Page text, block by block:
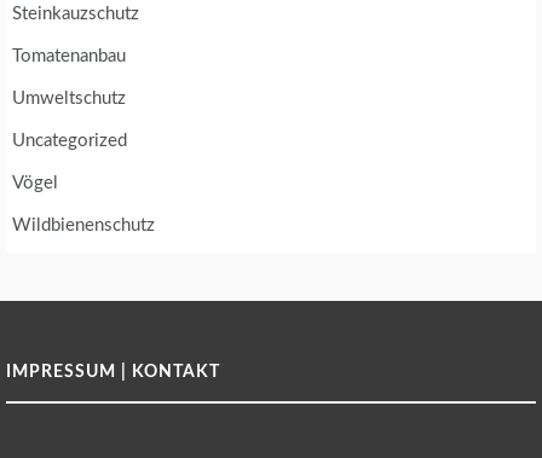
Steinkauzschutz
Tomatenanbau
Umweltschutz
Uncategorized
Vögel
Wildbienenschutz
IMPRESSUM | KONTAKT